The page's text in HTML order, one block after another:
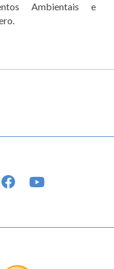
Ambientais e
FACEBOOK